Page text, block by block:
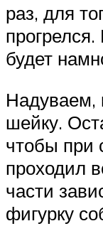
раз, для
прогрелся.
будет
Надуваем,
шейку.
чтобы при
проходил
части
фигурку